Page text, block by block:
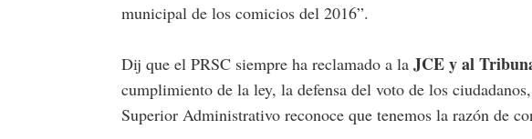
municipal de los comicios del 2016”.
Dij que el PRSC siempre ha reclamado a la JCE y al
cumplimiento de la ley, la defensa del voto de los
Superior Administrativo reconoce que tenemos la razón de